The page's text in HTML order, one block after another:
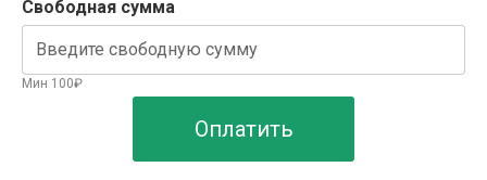
Свободная сумма
Мин 100₽
Оплатить